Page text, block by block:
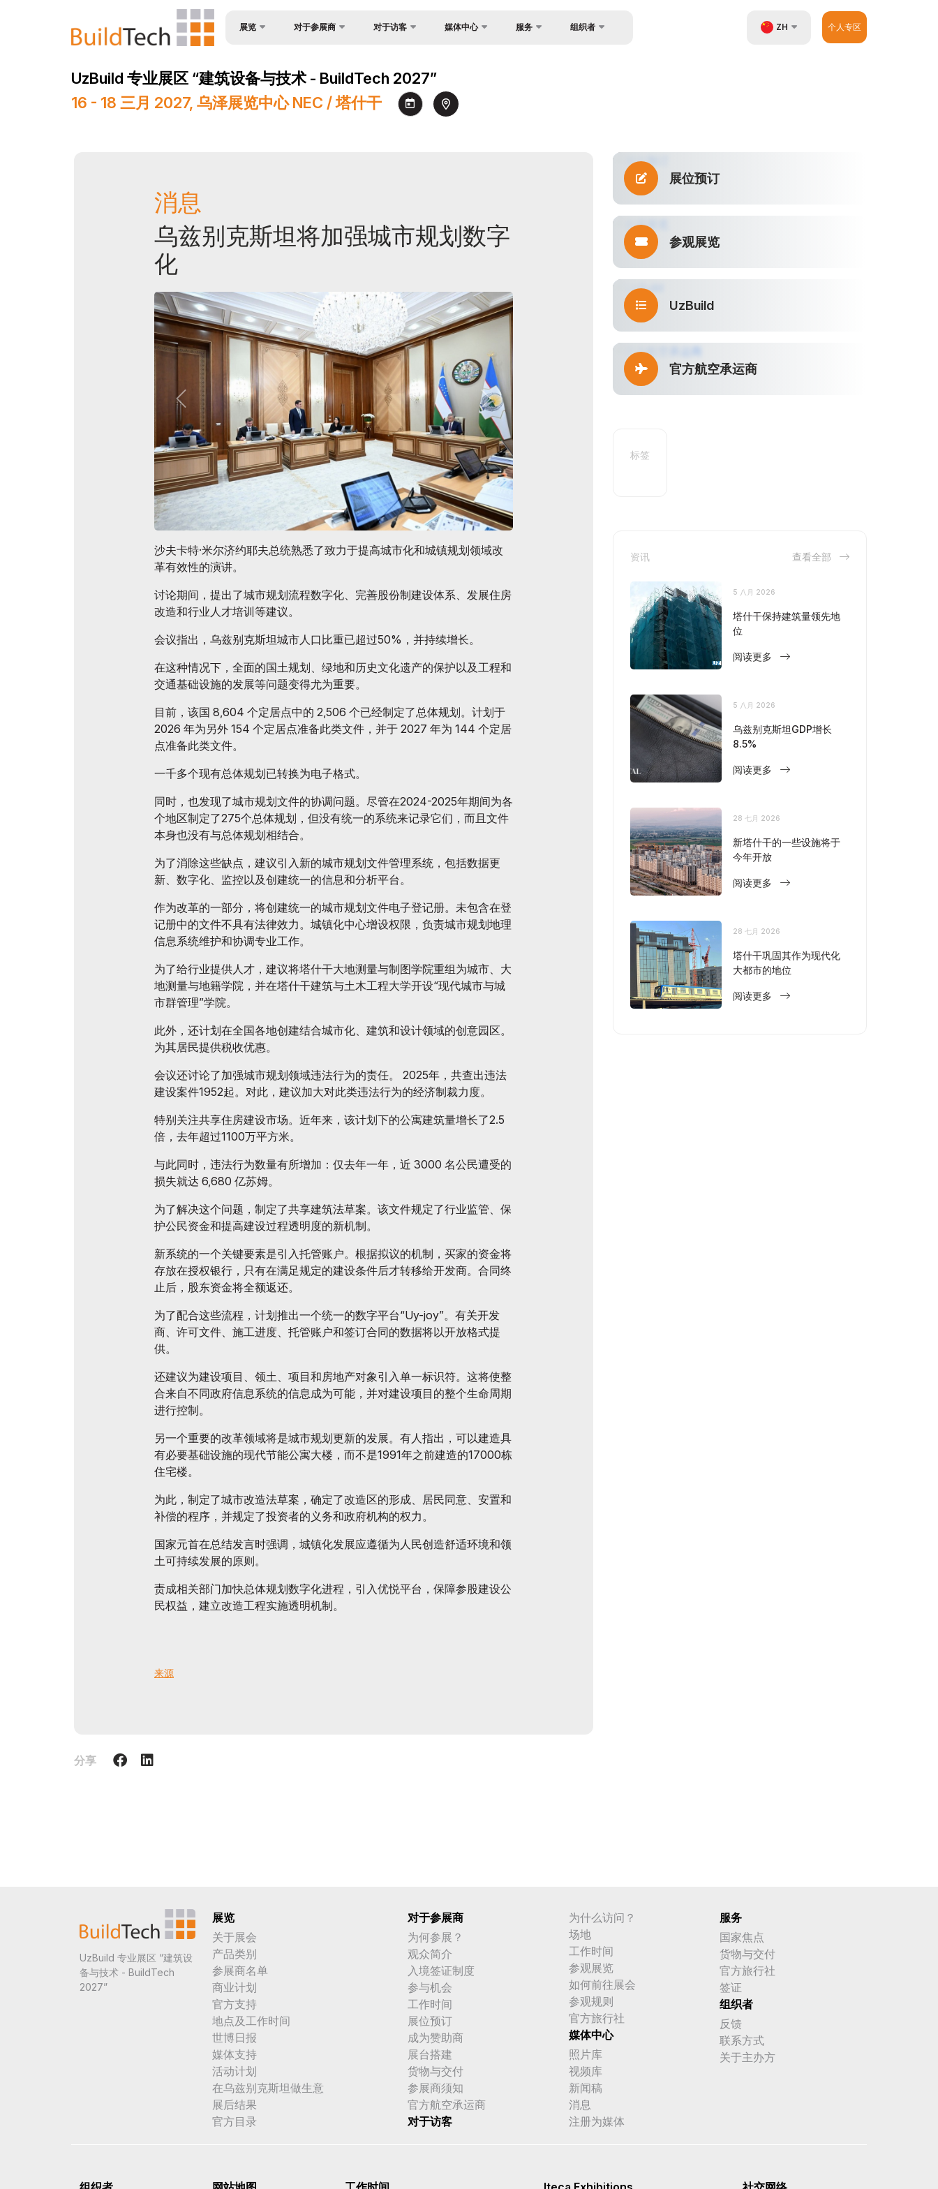
展览
产品类别
参展商名单
媒体支持
在乌兹别克斯坦做生意
展后结果
官方目录
对于参展商
观众简介
入境签证制度
展台搭建
参展商须知
官方航空承运商
对于访客
场地
工作时间
媒体中心
新闻稿
服务 组织者 ZH 个人专区
UzBuild 专业展区 “建筑设备与技术 - BuildTech 2027”
16 - 18 三月 2027, 乌泽展览中心 NEC / 塔什干
消息
乌兹别克斯坦将加强城市规划数字
化
沙夫卡特·米尔济约耶夫总统熟悉了致力于提高城市化和城镇规划领域改
革有效性的演讲。
讨论期间，提出了城市规划流程数字化、完善股份制建设体系、发展住房
改造和行业人才培训等建议。
会议指出，乌兹别克斯坦城市人口比重已超过50%，并持续增长。
在这种情况下，全面的国土规划、绿地和历史文化遗产的保护以及工程和
交通基础设施的发展等问题变得尤为重要。
目前，该国 8,604 个定居点中的 2,506 个已经制定了总体规划。计划于
2026 年为另外 154 个定居点准备此类文件，并于 2027 年为 144 个定居
点准备此类文件。
一千多个现有总体规划已转换为电子格式。
同时，也发现了城市规划文件的协调问题。尽管在2024-2025年期间为各
个地区制定了275个总体规划，但没有统一的系统来记录它们，而且文件
本身也没有与总体规划相结合。
为了消除这些缺点，建议引入新的城市规划文件管理系统，包括数据更
新、数字化、监控以及创建统一的信息和分析平台。
作为改革的一部分，将创建统一的城市规划文件电子登记册。未包含在登
记册中的文件不具有法律效力。城镇化中心增设权限，负责城市规划地理
信息系统维护和协调专业工作。
为了给行业提供人才，建议将塔什干大地测量与制图学院重组为城市、大
地测量与地籍学院，并在塔什干建筑与土木工程大学开设“现代城市与城
市群管理”学院。
此外，还计划在全国各地创建结合城市化、建筑和设计领域的创意园区。
为其居民提供税收优惠。
会议还讨论了加强城市规划领域违法行为的责任。 2025年，共查出违法
建设案件1952起。对此，建议加大对此类违法行为的经济制裁力度。
特别关注共享住房建设市场。近年来，该计划下的公寓建筑量增长了2.5
倍，去年超过1100万平方米。
与此同时，违法行为数量有所增加：仅去年一年，近 3000 名公民遭受的
损失就达 6,680 亿苏姆。
为了解决这个问题，制定了共享建筑法草案。该文件规定了行业监管、保
护公民资金和提高建设过程透明度的新机制。
新系统的一个关键要素是引入托管账户。根据拟议的机制，买家的资金将
存放在授权银行，只有在满足规定的建设条件后才转移给开发商。合同终
止后，股东资金将全额返还。
为了配合这些流程，计划推出一个统一的数字平台“Uy-joy”。有关开发
商、许可文件、施工进度、托管账户和签订合同的数据将以开放格式提
供。
还建议为建设项目、领土、项目和房地产对象引入单一标识符。这将使整
合来自不同政府信息系统的信息成为可能，并对建设项目的整个生命周期
进行控制。
另一个重要的改革领域将是城市规划更新的发展。有人指出，可以建造具
有必要基础设施的现代节能公寓大楼，而不是1991年之前建造的17000栋
住宅楼。
为此，制定了城市改造法草案，确定了改造区的形成、居民同意、安置和
补偿的程序，并规定了投资者的义务和政府机构的权力。
国家元首在总结发言时强调，城镇化发展应遵循为人民创造舒适环境和领
土可持续发展的原则。
责成相关部门加快总体规划数字化进程，引入优悦平台，保障参股建设公
民权益，建立改造工程实施透明机制。
来源
分享
展位预订
参观展览
UzBuild
官方航空承运商
标签
资讯 查看全部
5 八月 2026
塔什干保持建筑量领先地
位
阅读更多
5 八月 2026
乌兹别克斯坦GDP增长
8.5%
阅读更多
28 七月 2026
新塔什干的一些设施将于
今年开放
阅读更多
28 七月 2026
塔什干巩固其作为现代化
大都市的地位
阅读更多
UzBuild 专业展区 “建筑设
备与技术 - BuildTech
2027”
展览
关于展会
产品类别
参展商名单
商业计划
官方支持
地点及工作时间
世博日报
媒体支持
活动计划
在乌兹别克斯坦做生意
展后结果
官方目录
对于参展商
为何参展？
观众简介
入境签证制度
参与机会
工作时间
展位预订
成为赞助商
展台搭建
货物与交付
参展商须知
官方航空承运商
对于访客
为什么访问？
场地
工作时间
参观展览
如何前往展会
参观规则
官方旅行社
媒体中心
照片库
视频库
新闻稿
消息
注册为媒体
服务
国家焦点
货物与交付
官方旅行社
签证
组织者
反馈
联系方式
关于主办方